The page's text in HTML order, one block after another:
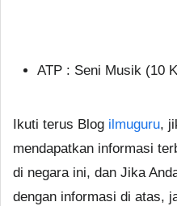
ATP : Seni Musik (10
Ikuti terus Blog ilmuguru,
mendapatkan informasi
di negara ini, dan Jika
dengan informasi di atas,